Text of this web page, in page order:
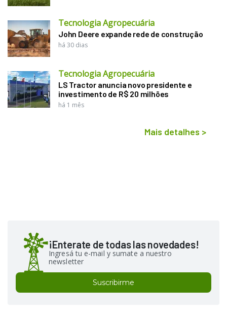
Tecnologia Agropecuária
John Deere expande rede de construção
há 30 dias
Tecnologia Agropecuária
LS Tractor anuncia novo presidente e
investimento de R$ 20 milhões
há 1 mês
Mais detalhes >
¡Enterate de todas las novedades!
Ingresá tu e-mail y sumate a nuestro
newsletter
Suscribirme